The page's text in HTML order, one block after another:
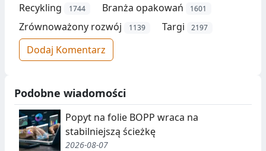
Recykling 1744 Branża opakowań 1601
Zrównoważony rozwój 1139 Targi 2197
Dodaj Komentarz
Podobne wiadomości
Popyt na folie BOPP wraca na
stabilniejszą ścieżkę
2026-08-07